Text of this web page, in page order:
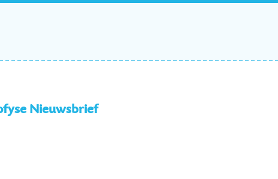
Nieuwsbrief